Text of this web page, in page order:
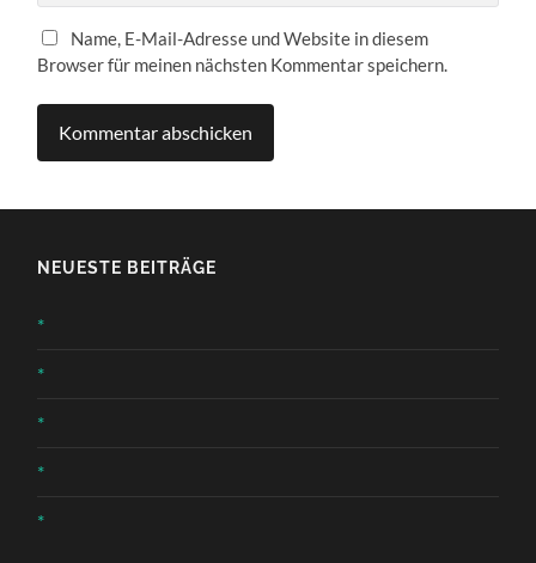
Name, E-Mail-Adresse und Website in diesem
Browser für meinen nächsten Kommentar speichern.
NEUESTE BEITRÄGE
*
*
*
*
*